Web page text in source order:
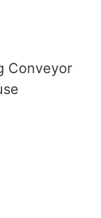
Conveyor